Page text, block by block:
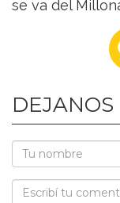
se va del